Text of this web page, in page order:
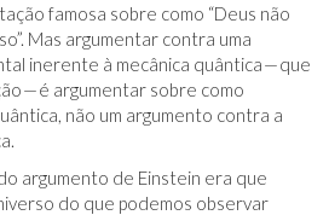
famosa sobre como “Deus não
Mas argumentar contra uma
inerente à mecânica quântica — que
— é argumentar sobre como
não um argumento contra a
argumento de Einstein era que
do que podemos observar